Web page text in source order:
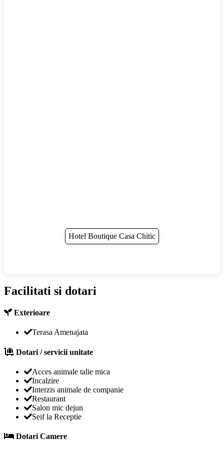
Hotel Boutique Casa Chitic
Facilitati si dotari
Exterioare
Terasa Amenajata
Dotari / servicii unitate
Acces animale talie mica
Incalzire
Interzis animale de companie
Restaurant
Salon mic dejun
Seif la Receptie
Dotari Camere